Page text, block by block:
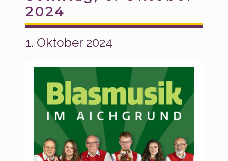
2024
1. Oktober 2024